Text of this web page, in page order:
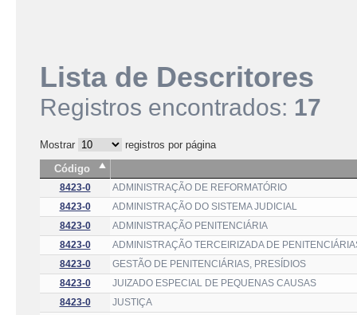
Lista de Descritores
Registros encontrados: 17
Mostrar
registros por página
Código
8423-0
ADMINISTRAÇÃO DE REFORMATÓRIO
8423-0
ADMINISTRAÇÃO DO SISTEMA JUDICIAL
8423-0
ADMINISTRAÇÃO PENITENCIÁRIA
8423-0
ADMINISTRAÇÃO TERCEIRIZADA DE
8423-0
GESTÃO DE PENITENCIÁRIAS, PRESÍDIOS
8423-0
JUIZADO ESPECIAL DE PEQUENAS CAUSAS
8423-0
JUSTIÇA